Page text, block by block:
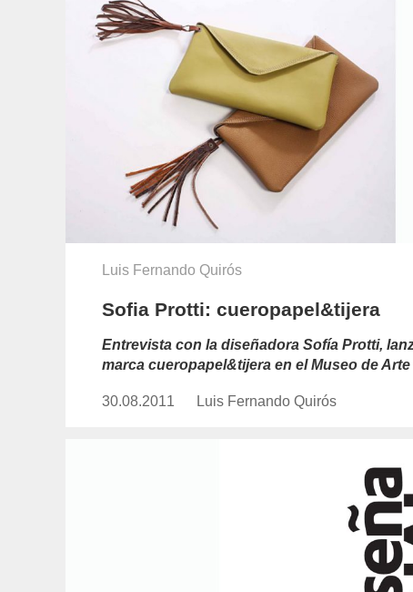
Luis Fernando Quirós
Sofia Protti: cueropapel&tijera
Entrevista con la diseñadora Sofía Protti,
marca cueropapel&tijera en el Museo de
Publicado
30.08.2011
https://www.experimenta.es/
Luis Fernando Quirós